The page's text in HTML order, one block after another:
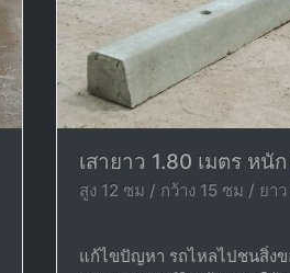
เสายาว 1.80 เมตร หนั
สูง 12 ซม / กว้าง 15 ซม / ยา
แก้ไขปัญหา รถไหลไปชนสิ่งข